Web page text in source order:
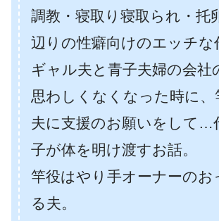
調教・寝取り寝取られ・托
辺りの性癖向けのエッチな
ギャル夫と青子夫婦の会社
思わしくなくなった時に、
夫に支援のお願いをして…
子が体を明け渡すお話。
竿役はやり手オーナーのお
る夫。